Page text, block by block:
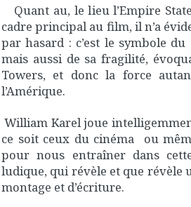
Quant au, le lieu l’Empire
cadre principal au film, il n’a
par hasard : c’est le symbole
mais aussi de sa fragilité,
Towers, et donc la force
l’Amérique.
William Karel joue
ce soit ceux du cinéma ou
pour nous entraîner dans
ludique, qui révèle et que révèle
montage et d’écriture.